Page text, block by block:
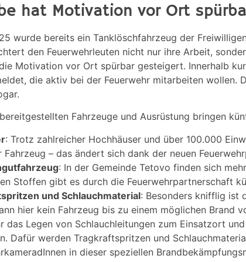
hat Motivation vor Ort
wurde bereits ein Tanklöschfahrzeug der
den Feuerwehrleuten nicht nur ihre Arbeit,
Motivation vor Ort spürbar gesteigert. Innerhalb
die aktiv bei der Feuerwehr mitarbeiten
Fahrzeuge und Ausrüstung bringen
: Trotz zahlreicher Hochhäuser und über 100.000
Fahrzeug – das ändert sich dank der neuen
: In der Gemeinde Tetovo finden sich
Stoffen gibt es durch die Feuerwehrpartnerschaft
und Schlauchmaterial: Besonders knifflig ist
hier kein Fahrzeug bis zu einem möglichen
das Legen von Schlauchleitungen zum Einsatzort
Dafür werden Tragkraftspritzen und
in dieser speziellen